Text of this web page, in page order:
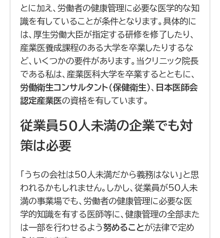
とに加え、労働者の健康管理に必要な医学的な知
識を有していることが条件となります。具体的に
は、厚生労働大臣が指定する研修を修了したり、
産業医養成課程のある大学を卒業したりするな
ど、いくつかの要件があります。当クリニック院長
である私は、産業医科大学を卒業するとともに、
労働衛生コンサルタント（保健衛生）、 日本医師会
認定産業医の資格を有しています。
従業員50人未満の企業でも対
策は必要
「うちの会社は50人未満だから義務はない」と思
われるかもしれません。しかし、従業員が50人未
満の事業場でも、労働者の健康管理に必要な医
学的知識を有する医師等に、健康管理の全部また
は一部を行わせるよう 努めることが法律で定め